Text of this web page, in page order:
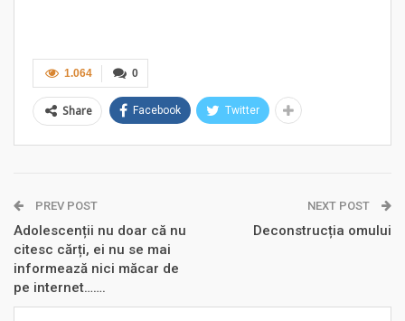
0
1.064
Share Facebook Twitter
PREV POST
Adolescenții nu doar că nu
citesc cărți, ei nu se mai
informează nici măcar de
pe internet…….
NEXT POST
Deconstrucția omului